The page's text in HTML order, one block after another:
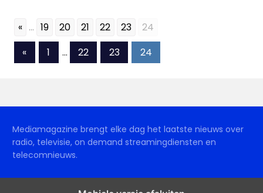
« ... 19 20 21 22 23 24
Berichten
«Vorige
berichten
1 … 22 23 24
Mediamagazine brengt elke dag het laatste nieuws over
radio, televisie, on demand streamingdiensten en
telecomnieuws.